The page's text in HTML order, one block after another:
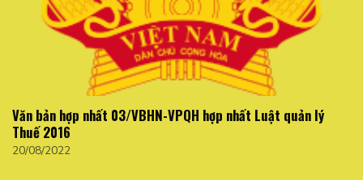
Văn bản hợp nhất 03/VBHN-VPQH hợp nhất Luật quản lý
Thuế 2016
20/08/2022